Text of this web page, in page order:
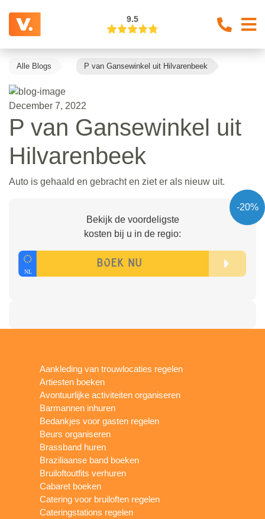
9.5
Alle Blogs P van Gansewinkel uit Hilvarenbeek
December 7, 2022
P van Gansewinkel uit
Hilvarenbeek
Auto is gehaald en gebracht en ziet er als nieuw uit.
-20%
Bekijk de voordeligste
kosten bij u in de regio:
Aankleding van trouwlocaties regelen
Artiesten boeken
Avontuurlijke activiteiten organiseren
Barmannen inhuren
Bedankjes voor gasten regelen
Beurs organiseren
Brassband huren
Braziliaanse band boeken
Bruiloftoutfits verhuren
Cabaret boeken
Catering voor bruiloften regelen
Cateringstations regelen